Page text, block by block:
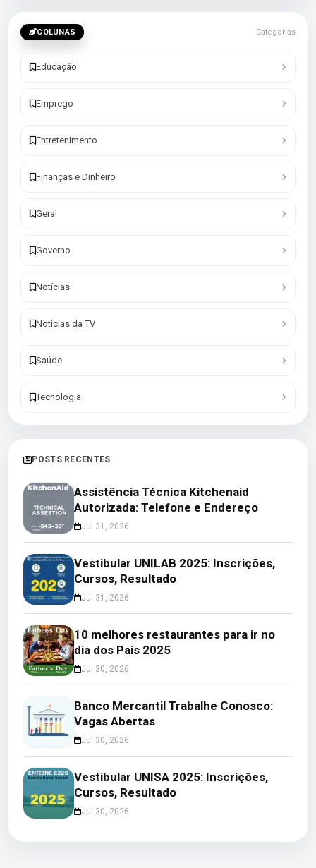
COLUNAS Categorias
Educação
Emprego
Entretenimento
Finanças e Dinheiro
Geral
Governo
Notícias
Notícias da TV
Saúde
Tecnologia
POSTS RECENTES
Assistência Técnica Kitchenaid
Autorizada: Telefone e Endereço
Jul 31, 2026
Vestibular UNILAB 2025: Inscrições,
Cursos, Resultado
Jul 31, 2026
10 melhores restaurantes para ir no
dia dos Pais 2025
Jul 30, 2026
Banco Mercantil Trabalhe Conosco:
Vagas Abertas
Jul 30, 2026
Vestibular UNISA 2025: Inscrições,
Cursos, Resultado
Jul 30, 2026